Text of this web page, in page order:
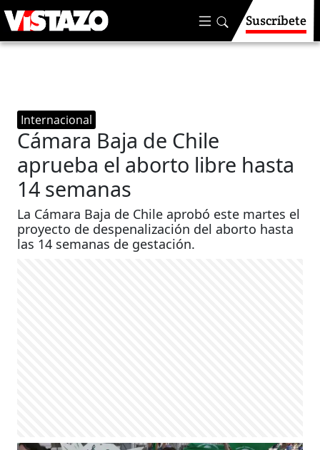
Suscríbete
Internacional
Cámara Baja de Chile
aprueba el aborto libre hasta
14 semanas
La Cámara Baja de Chile aprobó este martes el
proyecto de despenalización del aborto hasta
las 14 semanas de gestación.